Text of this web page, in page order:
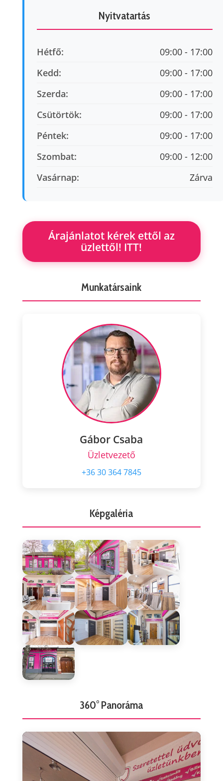
Nyitvatartás
Hétfő:
09:00 - 17:00
Kedd:
09:00 - 17:00
Szerda:
09:00 - 17:00
Csütörtök:
09:00 - 17:00
Péntek:
09:00 - 17:00
Szombat:
09:00 - 12:00
Vasárnap:
Zárva
Árajánlatot kérek ettől az
üzlettől! ITT!
Munkatársaink
Gábor Csaba
Üzletvezető
+36 30 364 7845
Képgaléria
360° Panoráma